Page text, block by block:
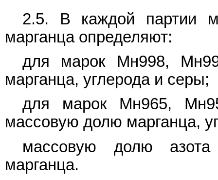
2.5. В каждой партии
марганца определяют:
для марок Мн998,
марганца, углерода и серы;
для марок Мн965,
массовую долю марганца,
массовую долю
марганца.